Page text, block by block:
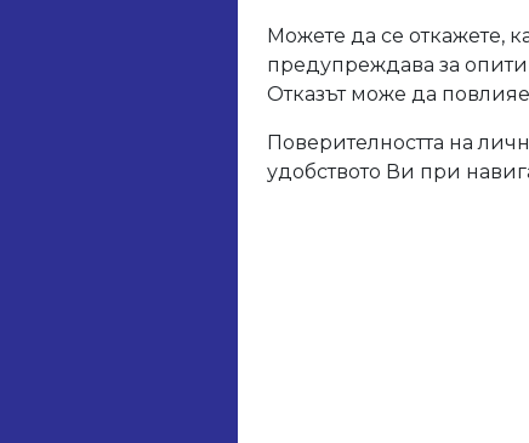
Можете да се откажете,
предупреждава за
Отказът може да
Поверителността на
удобството Ви при